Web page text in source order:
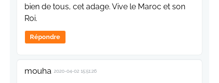
bien de tous, cet adage. Vive le Maroc et son
Roi.
Répondre
mouha 2020-04-02 15:51:26